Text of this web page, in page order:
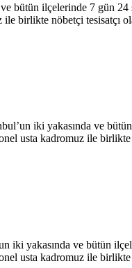
bütün ilçelerinde 7 gün
birlikte nöbetçi
iki yakasında ve
usta kadromuz ile
iki yakasında ve bütün
usta kadromuz ile